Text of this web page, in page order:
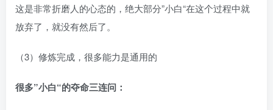
这是非常折磨人的心态的，绝大部分”小白“在这个过程中就
放弃了，就没有然后了。​
（3）修炼完成，很多能力是通用的​
很多”小白“的夺命三连问：